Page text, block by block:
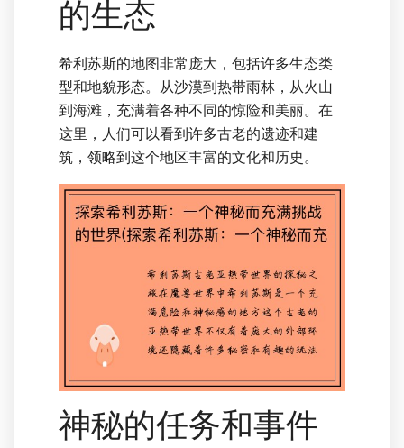
的生态
希利苏斯的地图非常庞大，包括许多生态类
型和地貌形态。从沙漠到热带雨林，从火山
到海滩，充满着各种不同的惊险和美丽。在
这里，人们可以看到许多古老的遗迹和建
筑，领略到这个地区丰富的文化和历史。
神秘的任务和事件